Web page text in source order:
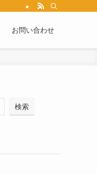
お問い合わせ
検索